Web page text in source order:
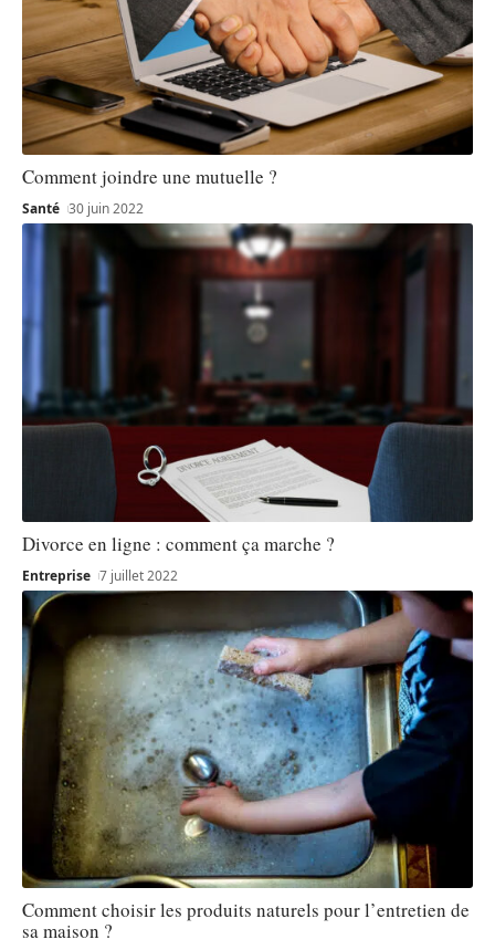
Comment joindre une mutuelle ?
Santé 30 juin 2022
Divorce en ligne : comment ça marche ?
Entreprise 7 juillet 2022
Comment choisir les produits naturels pour l’entretien de
sa maison ?